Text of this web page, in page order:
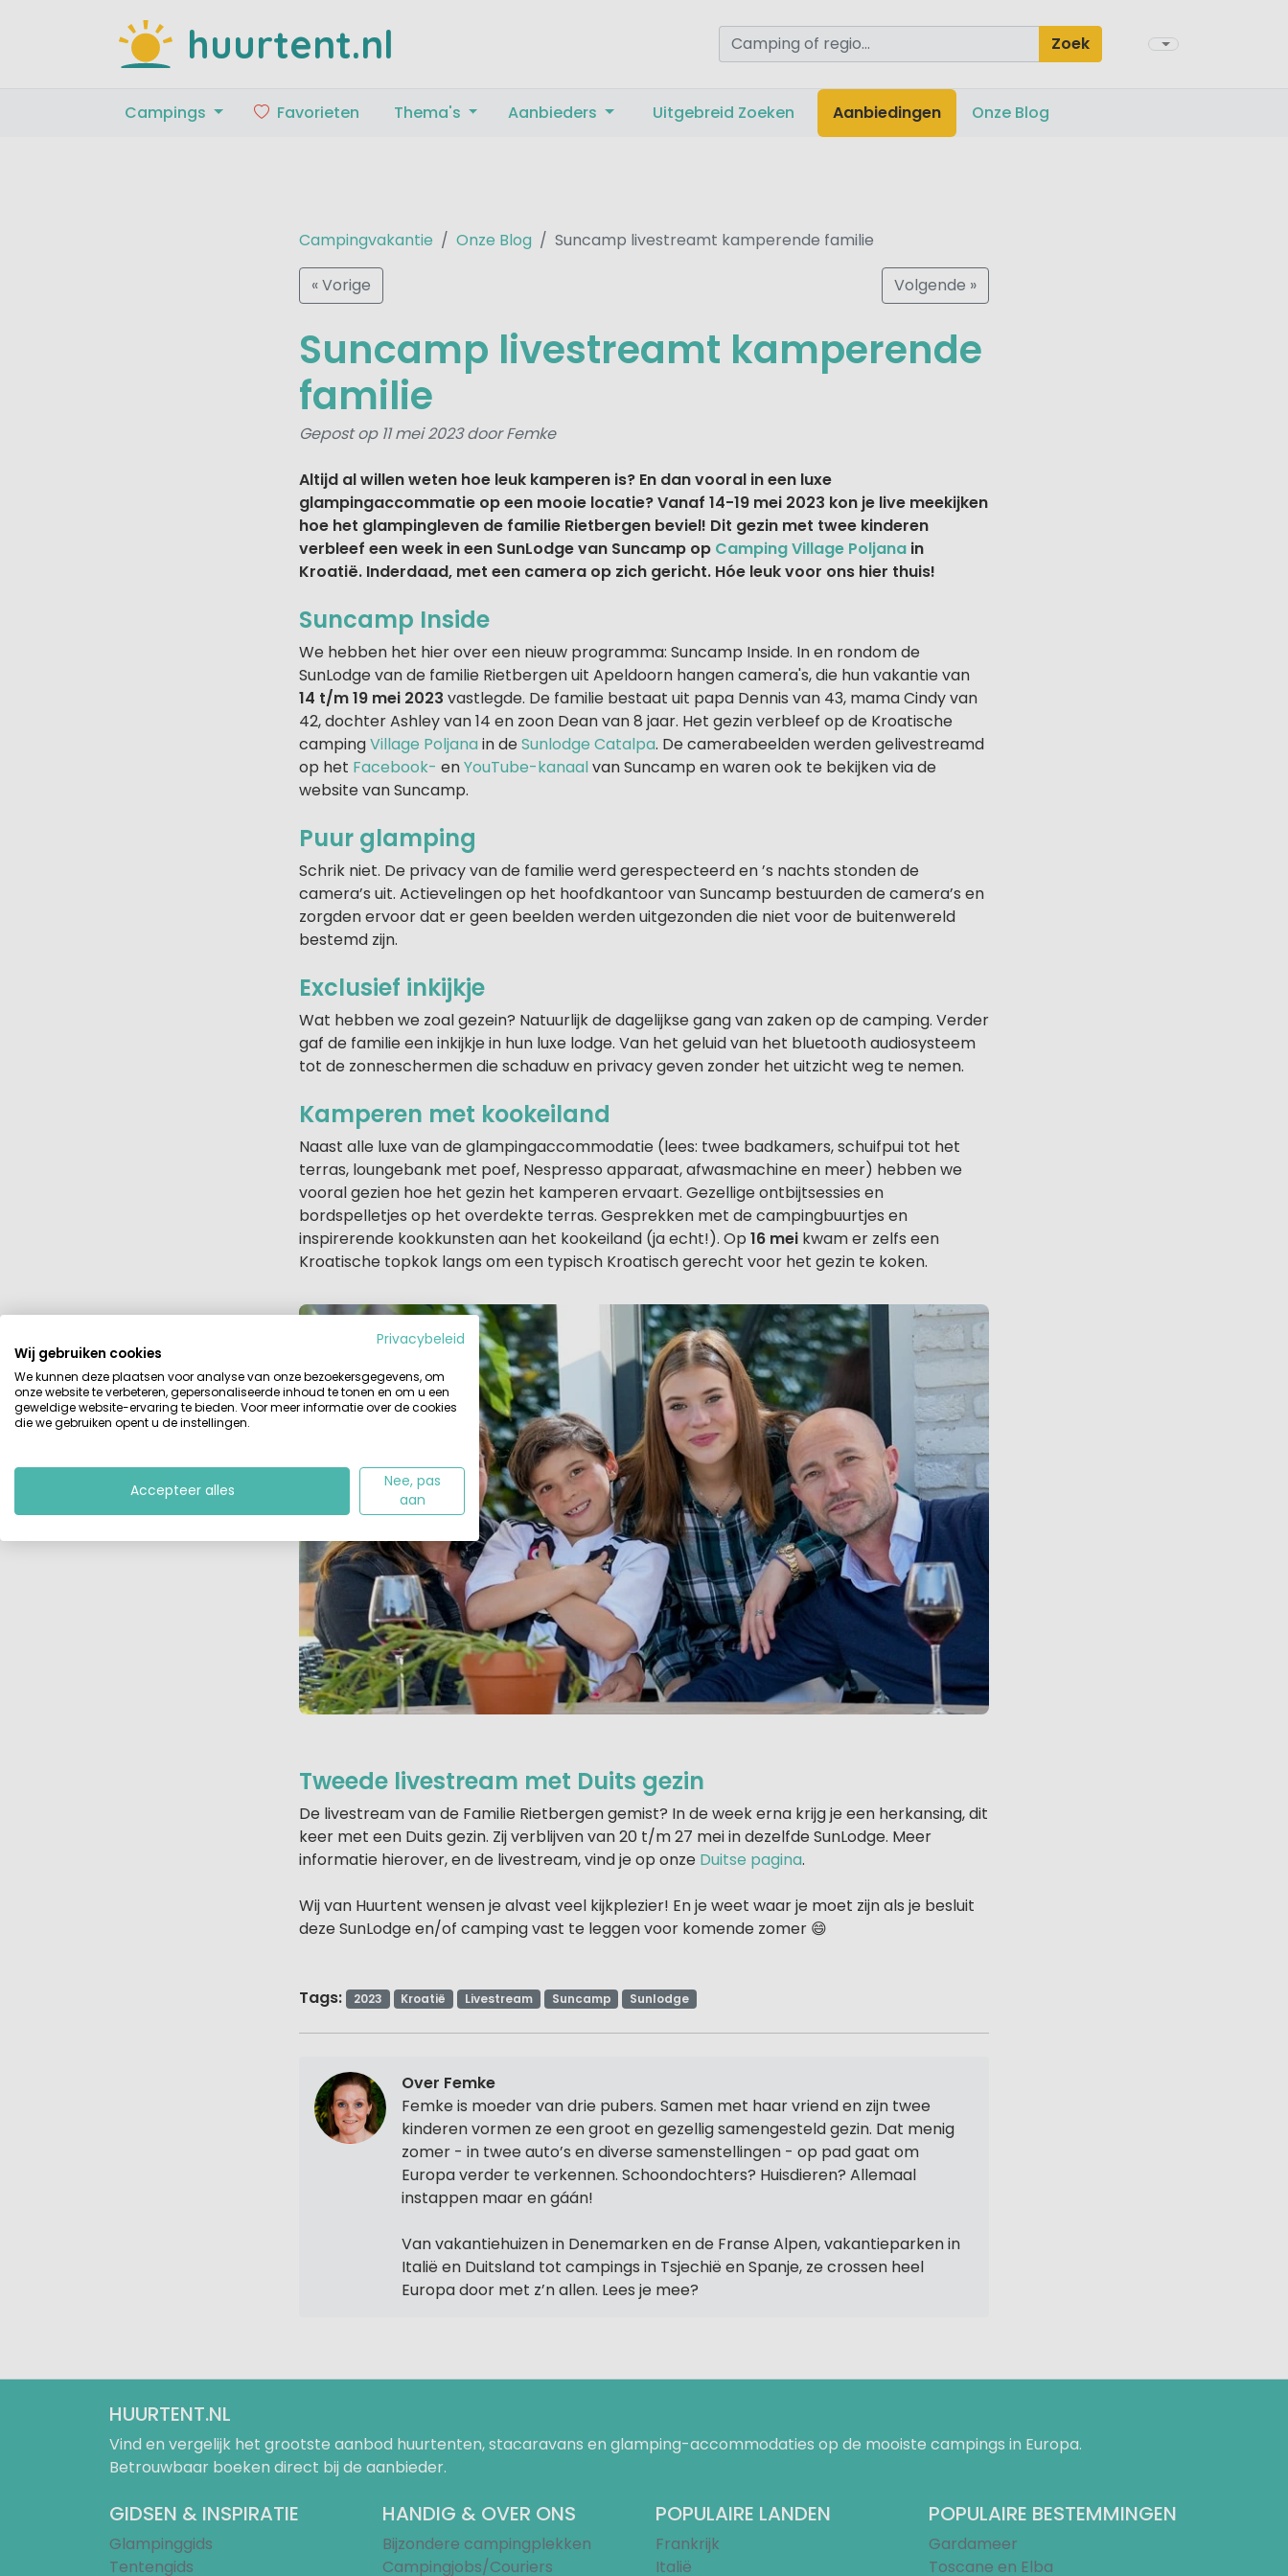
huurtent.nl Zoek
Campings Favorieten Thema's Aanbieders Uitgebreid Zoeken Aanbiedingen Onze Blog
Campingvakantie Onze Blog Suncamp livestreamt kamperende familie
« Vorige Volgende »
Suncamp livestreamt kamperende
familie
Gepost op 11 mei 2023 door Femke
Altijd al willen weten hoe leuk kamperen is? En dan vooral in een luxe
glampingaccommatie op een mooie locatie? Vanaf 14-19 mei 2023 kon je live meekijken
hoe het glampingleven de familie Rietbergen beviel! Dit gezin met twee kinderen
verbleef een week in een SunLodge van Suncamp op Camping Village Poljana in
Kroatië. Inderdaad, met een camera op zich gericht. Hóe leuk voor ons hier thuis!
Suncamp Inside
We hebben het hier over een nieuw programma: Suncamp Inside. In en rondom de
SunLodge van de familie Rietbergen uit Apeldoorn hangen camera's, die hun vakantie van
14 t/m 19 mei 2023 vastlegde. De familie bestaat uit papa Dennis van 43, mama Cindy van
42, dochter Ashley van 14 en zoon Dean van 8 jaar. Het gezin verbleef op de Kroatische
campingVillage Poljana in de Sunlodge Catalpa. De camerabeelden werden gelivestreamd
op het Facebook- enYouTube-kanaalvan Suncamp en waren ook te bekijken via de
website van Suncamp.
Puur glamping
Schrik niet. De privacy van de familie werd gerespecteerd en ’s nachts stonden de
camera’s uit. Actievelingen op het hoofdkantoor van Suncamp bestuurden de camera’s en
zorgden ervoor dat er geen beelden werden uitgezonden die niet voor de buitenwereld
bestemd zijn.
Exclusief inkijkje
Wat hebben we zoal gezein? Natuurlijk de dagelijkse gang van zaken op de camping. Verder
gaf de familie een inkijkje in hun luxe lodge. Van het geluid van het bluetooth audiosysteem
tot de zonneschermen die schaduw en privacy geven zonder het uitzicht weg te nemen.
Kamperen met kookeiland
Naast alle luxe van de glampingaccommodatie (lees: twee badkamers, schuifpui tot het
terras, loungebank met poef, Nespresso apparaat, afwasmachine en meer) hebben we
vooral gezien hoe het gezin het kamperen ervaart. Gezellige ontbijtsessies en
bordspelletjes op het overdekte terras. Gesprekken met de campingbuurtjes en
inspirerende kookkunsten aan het kookeiland (ja echt!). Op 16 mei kwam er zelfs een
Kroatische topkok langs om een typisch Kroatisch gerecht voor het gezin te koken.
Tweede livestream met Duits gezin
De livestream van de Familie Rietbergen gemist? In de week erna krijg je een herkansing, dit
keer met een Duits gezin. Zij verblijven van 20 t/m 27 mei in dezelfde SunLodge. Meer
informatie hierover, en de livestream, vind je op onze Duitse pagina.
Wij van Huurtent wensen je alvast veel kijkplezier! En je weet waar je moet zijn als je besluit
deze SunLodge en/of camping vast te leggen voor komende zomer 😄
Tags: 2023 Kroatië Livestream Suncamp Sunlodge
Over Femke
Femke is moeder van drie pubers. Samen met haar vriend en zijn twee
kinderen vormen ze een groot en gezellig samengesteld gezin. Dat menig
zomer - in twee auto’s en diverse samenstellingen - op pad gaat om
Europa verder te verkennen. Schoondochters? Huisdieren? Allemaal
instappen maar en gáán!
Van vakantiehuizen in Denemarken en de Franse Alpen, vakantieparken in
Italië en Duitsland tot campings in Tsjechië en Spanje, ze crossen heel
Europa door met z’n allen. Lees je mee?
HUURTENT.NL
Vind en vergelijk het grootste aanbod huurtenten, stacaravans en glamping-accommodaties op de mooiste campings in Europa.
Betrouwbaar boeken direct bij de aanbieder.
GIDSEN & INSPIRATIE
Glampinggids
Tentengids
HANDIG & OVER ONS
Bijzondere campingplekken
Campingjobs/Couriers
POPULAIRE LANDEN
Frankrijk
Italië
POPULAIRE BESTEMMINGEN
Gardameer
Toscane en Elba
Privacybeleid
Wij gebruiken cookies
We kunnen deze plaatsen voor analyse van onze bezoekersgegevens, om
onze website te verbeteren, gepersonaliseerde inhoud te tonen en om u een
geweldige website-ervaring te bieden. Voor meer informatie over de cookies
die we gebruiken opent u de instellingen.
Accepteer alles
Nee, pas
aan